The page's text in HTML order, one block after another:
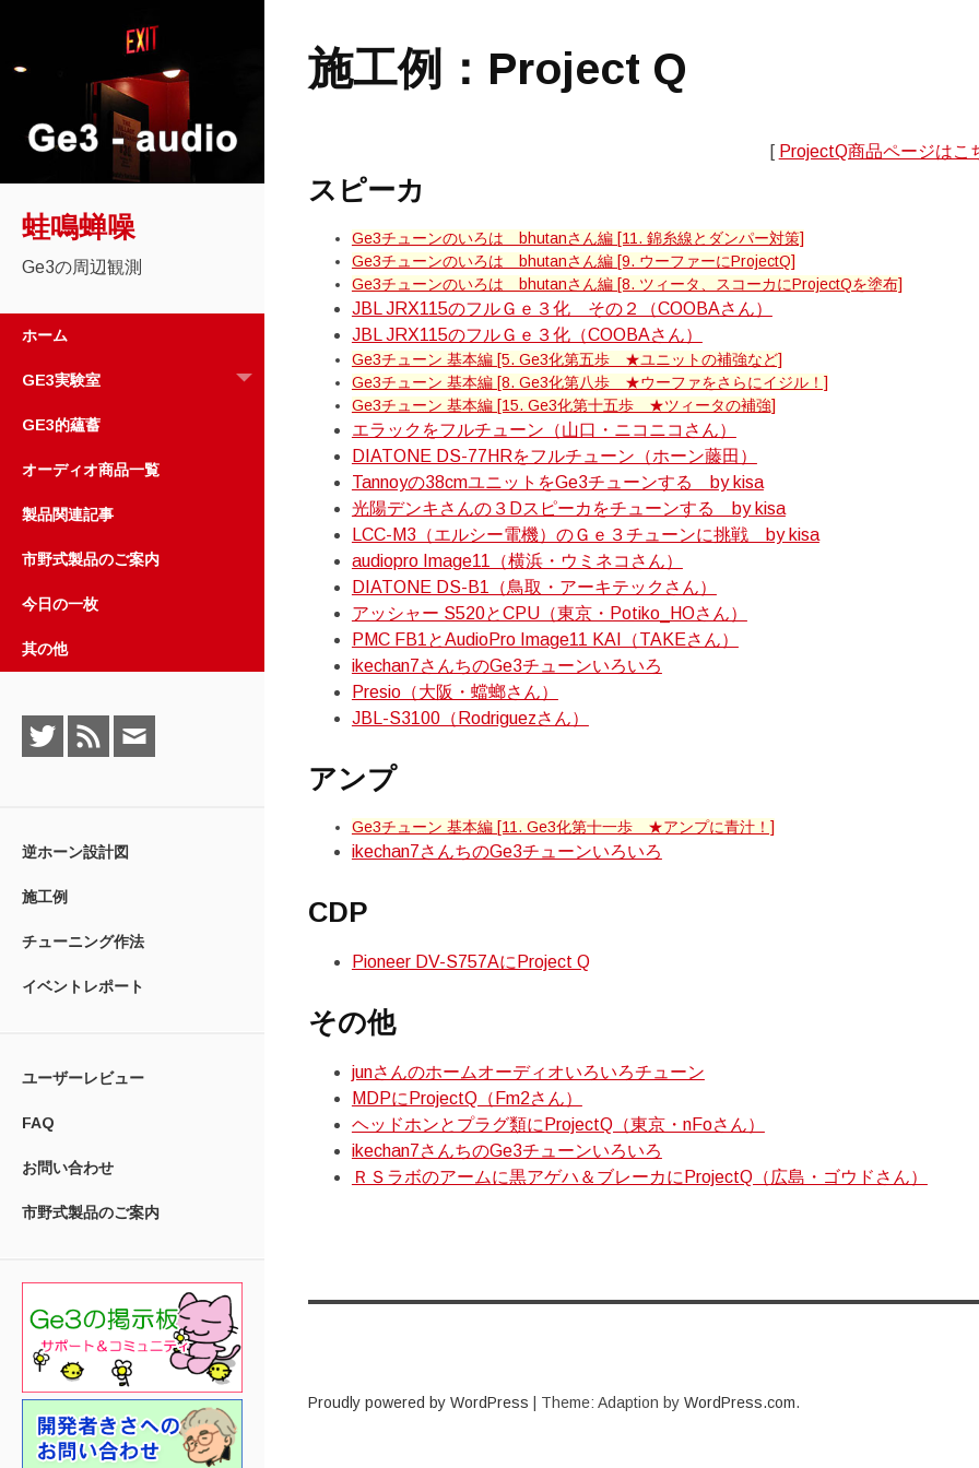
蛙鳴蝉噪
Ge3の周辺観測
ホーム
GE3実験室
GE3的蘊蓄
オーディオ商品一覧
製品関連記事
市野式製品のご案内
今日の一枚
其の他
逆ホーン設計図
施工例
チューニング作法
イベントレポート
ユーザーレビュー
FAQ
お問い合わせ
市野式製品のご案内
施工例：Project Q
[ ProjectQ商品ページはこ
スピーカ
Ge3チューンのいろは bhutanさん編 [11. 錦糸線とダンパー対策]
Ge3チューンのいろは bhutanさん編 [9. ウーファーにProjectQ]
Ge3チューンのいろは bhutanさん編 [8. ツィータ、スコーカにProjectQを塗布]
JBL JRX115のフルＧｅ３化 その２（COOBAさん）
JBL JRX115のフルＧｅ３化（COOBAさん）
Ge3チューン 基本編 [5. Ge3化第五歩 ★ユニットの補強など]
Ge3チューン 基本編 [8. Ge3化第八歩 ★ウーファをさらにイジル！]
Ge3チューン 基本編 [15. Ge3化第十五歩 ★ツィータの補強]
エラックをフルチューン（山口・ニコニコさん）
DIATONE DS-77HRをフルチューン（ホーン藤田）
Tannoyの38cmユニットをGe3チューンする by kisa
光陽デンキさんの３Dスピーカをチューンする by kisa
LCC-M3（エルシー電機）のＧｅ３チューンに挑戦 by kisa
audiopro Image11（横浜・ウミネコさん）
DIATONE DS-B1（鳥取・アーキテックさん）
アッシャー S520とCPU（東京・Potiko_HOさん）
PMC FB1とAudioPro Image11 KAI（TAKEさん）
ikechan7さんちのGe3チューンいろいろ
Presio（大阪・蟷螂さん）
JBL-S3100（Rodriguezさん）
アンプ
Ge3チューン 基本編 [11. Ge3化第十一歩 ★アンプに青汁！]
ikechan7さんちのGe3チューンいろいろ
CDP
Pioneer DV-S757AにProject Q
その他
junさんのホームオーディオいろいろチューン
MDPにProjectQ（Fm2さん）
ヘッドホンとプラグ類にProjectQ（東京・nFoさん）
ikechan7さんちのGe3チューンいろいろ
ＲＳラボのアームに黒アゲハ＆ブレーカにProjectQ（広島・ゴウドさん）
Proudly powered by WordPress Theme: Adaption by WordPress.com.